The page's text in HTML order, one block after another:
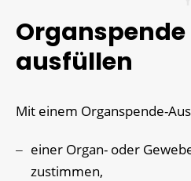
ausfüllen
Mit einem Organspende-
einer Organ- oder
zustimmen,